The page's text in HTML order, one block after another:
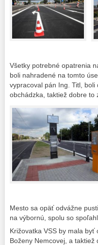
Všetky potrebné opatrenia
boli nahradené na tomto
vypracoval pán Ing. Titl,
obchádzka, taktiež dobre to
Mesto sa opäť odvážne
na výbornú, spolu so
Križovatka VSS by mala
Boženy Nemcovej, a taktiež